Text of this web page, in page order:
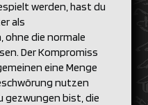
werden, hast du
als
ohne die normale
Der Kompromiss
eine Menge
nutzen
gezwungen bist, die